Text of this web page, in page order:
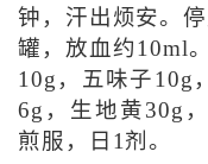
钟，汗出烦安。
罐，放血约10ml
10g，五味子10g
6g，生地黄30g
煎服，日1剂。